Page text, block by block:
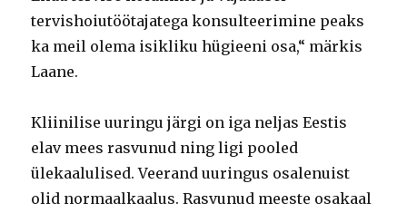
tervishoiutöötajatega konsulteerimine peaks
ka meil olema isikliku hügieeni osa,“ märkis
Laane.
Kliinilise uuringu järgi on iga neljas Eestis
elav mees rasvunud ning ligi pooled
ülekaalulised. Veerand uuringus osalenuist
olid normaalkaalus. Rasvunud meeste osakaal